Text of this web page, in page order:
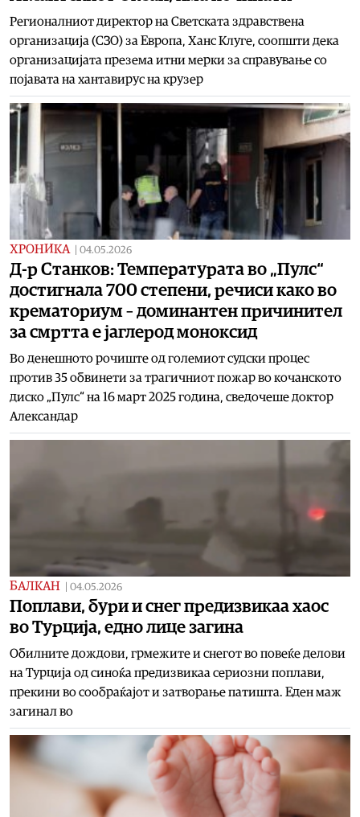
Регионалниот директор на Светската здравствена
организација (СЗО) за Европа, Ханс Клуге, соопшти дека
организацијата презема итни мерки за справување со
појавата на хантавирус на крузер
ХРОНИКА 04.05.2026
Д-р Станков: Температурата во „Пулс“
достигнала 700 степени, речиси како во
крематориум – доминантен причинител
за смртта е јаглерод моноксид
Во денешното рочиште од големиот судски процес
против 35 обвинети за трагичниот пожар во кочанското
диско „Пулс“ на 16 март 2025 година, сведочеше доктор
Александар
БАЛКАН 04.05.2026
Поплави, бури и снег предизвикаа хаос
во Турција, едно лице загина
Обилните дождови, грмежите и снегот во повеќе делови
на Турција од синоќа предизвикаа сериозни поплави,
прекини во сообраќајот и затворање патишта. Еден маж
загинал во